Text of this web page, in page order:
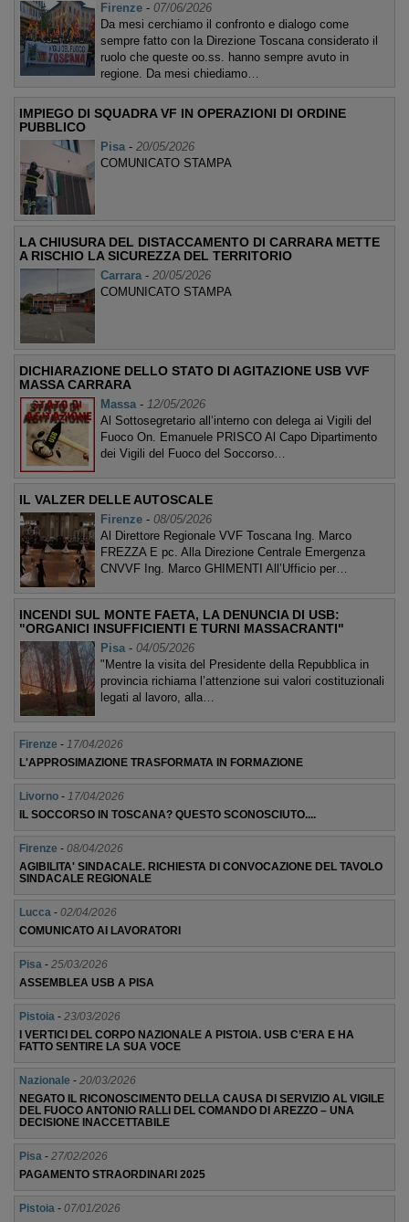
Firenze - 07/06/2026
Da mesi cerchiamo il confronto e dialogo come
sempre fatto con la Direzione Toscana considerato il
ruolo che queste oo.ss. hanno sempre avuto in
regione. Da mesi chiediamo…
IMPIEGO DI SQUADRA VF IN OPERAZIONI DI ORDINE
PUBBLICO
Pisa - 20/05/2026
COMUNICATO STAMPA
LA CHIUSURA DEL DISTACCAMENTO DI CARRARA METTE
A RISCHIO LA SICUREZZA DEL TERRITORIO
Carrara - 20/05/2026
COMUNICATO STAMPA
DICHIARAZIONE DELLO STATO DI AGITAZIONE USB VVF
MASSA CARRARA
Massa - 12/05/2026
Al Sottosegretario all’interno con delega ai Vigili del
Fuoco On. Emanuele PRISCO Al Capo Dipartimento
dei Vigili del Fuoco del Soccorso…
IL VALZER DELLE AUTOSCALE
Firenze - 08/05/2026
Al Direttore Regionale VVF Toscana Ing. Marco
FREZZA E pc. Alla Direzione Centrale Emergenza
CNVVF Ing. Marco GHIMENTI All’Ufficio per…
INCENDI SUL MONTE FAETA, LA DENUNCIA DI USB:
"ORGANICI INSUFFICIENTI E TURNI MASSACRANTI"
Pisa - 04/05/2026
"Mentre la visita del Presidente della Repubblica in
provincia richiama l’attenzione sui valori costituzionali
legati al lavoro, alla…
Firenze - 17/04/2026
L'APPROSIMAZIONE TRASFORMATA IN FORMAZIONE
Livorno - 17/04/2026
IL SOCCORSO IN TOSCANA? QUESTO SCONOSCIUTO....
Firenze - 08/04/2026
AGIBILITA' SINDACALE. RICHIESTA DI CONVOCAZIONE DEL TAVOLO
SINDACALE REGIONALE
Lucca - 02/04/2026
COMUNICATO AI LAVORATORI
Pisa - 25/03/2026
ASSEMBLEA USB A PISA
Pistoia - 23/03/2026
I VERTICI DEL CORPO NAZIONALE A PISTOIA. USB C’ERA E HA
FATTO SENTIRE LA SUA VOCE
Nazionale - 20/03/2026
NEGATO IL RICONOSCIMENTO DELLA CAUSA DI SERVIZIO AL VIGILE
DEL FUOCO ANTONIO RALLI DEL COMANDO DI AREZZO – UNA
DECISIONE INACCETTABILE
Pisa - 27/02/2026
PAGAMENTO STRAORDINARI 2025
Pistoia - 07/01/2026